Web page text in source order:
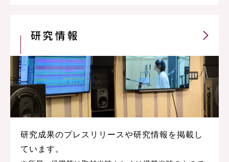
研究情報
研究成果のプレスリリースや研究情報を掲載し
ています。